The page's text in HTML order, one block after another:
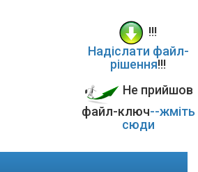
!!!
Надіслати файл-
рішення!!!
Не прийшов
файл-ключ--жміть
сюди